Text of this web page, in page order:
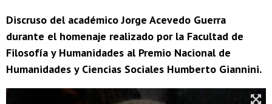
Discruso del académico Jorge Acevedo Guerra
durante el homenaje realizado por la Facultad de
Filosofía y Humanidades al Premio Nacional de
Humanidades y Ciencias Sociales Humberto Giannini.